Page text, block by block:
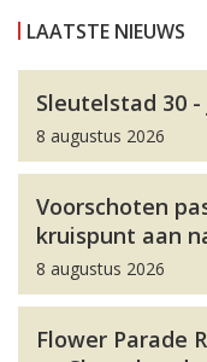
LAATSTE NIEUWS
Sleutelstad 30
8 augustus 2026
Voorschoten
kruispunt aan
8 augustus 2026
Flower Parade